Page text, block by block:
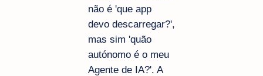
não é 'que app
devo descarregar?',
mas sim 'quão
autónomo é o meu
Agente de IA?'. A